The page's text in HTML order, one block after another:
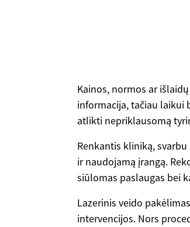
Kainos, normos ar
informacija, tačiau laikui
atlikti nepriklausomą
Renkantis kliniką,
ir naudojamą įrangą.
siūlomas paslaugas bei
Lazerinis veido
intervencijos. Nors